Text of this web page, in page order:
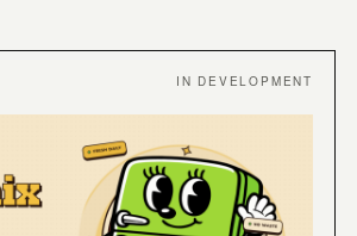
IN DEVELOPMENT